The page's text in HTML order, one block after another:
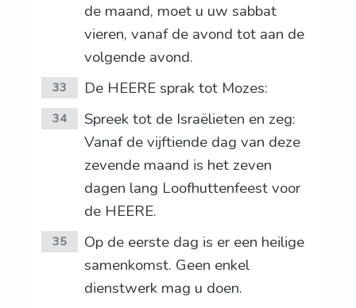
de maand, moet u uw sabbat
vieren, vanaf de avond tot aan de
volgende avond.
33 De HEERE sprak tot Mozes:
34
Spreek tot de Israëlieten en zeg:
Vanaf de vijftiende dag van deze
zevende maand is het zeven
dagen lang Loofhuttenfeest voor
de HEERE.
35
Op de eerste dag is er een heilige
samenkomst. Geen enkel
dienstwerk mag u doen.